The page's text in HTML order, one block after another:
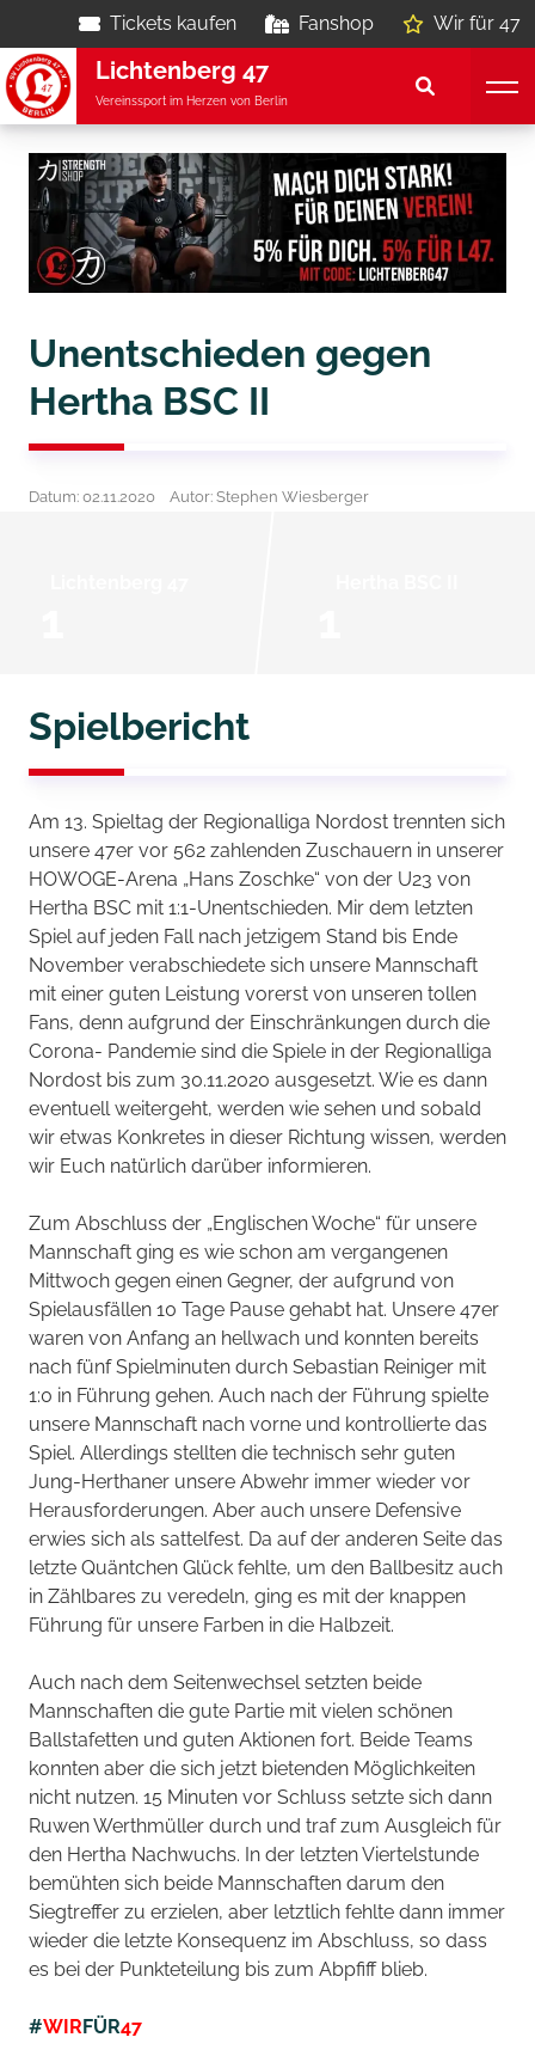
Tickets kaufen Fanshop Wir für 47
Lichtenberg 47
Vereinssport im Herzen von Berlin
Unentschieden gegen
Hertha BSC II
Datum: 02.11.2020 Autor: Stephen Wiesberger
Spielbericht
Am 13. Spieltag der Regionalliga Nordost trennten sich
unsere 47er vor 562 zahlenden Zuschauern in unserer
HOWOGE-Arena „Hans Zoschke“ von der U23 von
Hertha BSC mit 1:1-Unentschieden. Mir dem letzten
Spiel auf jeden Fall nach jetzigem Stand bis Ende
November verabschiedete sich unsere Mannschaft
mit einer guten Leistung vorerst von unseren tollen
Fans, denn aufgrund der Einschränkungen durch die
Corona- Pandemie sind die Spiele in der Regionalliga
Nordost bis zum 30.11.2020 ausgesetzt. Wie es dann
eventuell weitergeht, werden wie sehen und sobald
wir etwas Konkretes in dieser Richtung wissen, werden
wir Euch natürlich darüber informieren.
Zum Abschluss der „Englischen Woche“ für unsere
Mannschaft ging es wie schon am vergangenen
Mittwoch gegen einen Gegner, der aufgrund von
Spielausfällen 10 Tage Pause gehabt hat. Unsere 47er
waren von Anfang an hellwach und konnten bereits
nach fünf Spielminuten durch Sebastian Reiniger mit
1:0 in Führung gehen. Auch nach der Führung spielte
unsere Mannschaft nach vorne und kontrollierte das
Spiel. Allerdings stellten die technisch sehr guten
Jung-Herthaner unsere Abwehr immer wieder vor
Herausforderungen. Aber auch unsere Defensive
erwies sich als sattelfest. Da auf der anderen Seite das
letzte Quäntchen Glück fehlte, um den Ballbesitz auch
in Zählbares zu veredeln, ging es mit der knappen
Führung für unsere Farben in die Halbzeit.
Auch nach dem Seitenwechsel setzten beide
Mannschaften die gute Partie mit vielen schönen
Ballstafetten und guten Aktionen fort. Beide Teams
konnten aber die sich jetzt bietenden Möglichkeiten
nicht nutzen. 15 Minuten vor Schluss setzte sich dann
Ruwen Werthmüller durch und traf zum Ausgleich für
den Hertha Nachwuchs. In der letzten Viertelstunde
bemühten sich beide Mannschaften darum den
Siegtreffer zu erzielen, aber letztlich fehlte dann immer
wieder die letzte Konsequenz im Abschluss, so dass
es bei der Punkteteilung bis zum Abpfiff blieb.
#WIRFÜR47